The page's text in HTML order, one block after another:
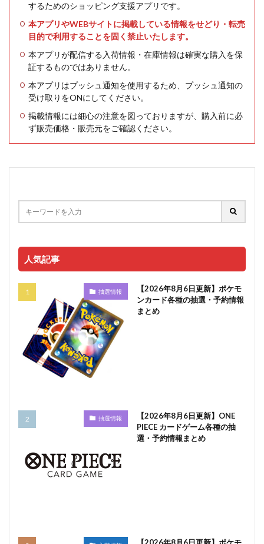
するためのショッピング支援アプリです。
本アプリやWEBサイトに掲載している情報をせどり・転売
目的で利用することを固く禁止いたします。
本アプリが配信する入荷情報・在庫情報は確実な購入を保
証するものではありません。
本アプリはプッシュ通知を使用するため、プッシュ通知の
受け取りをONにしてください。
掲載情報には細心の注意を図っておりますが、購入前に必
ず販売価格・販売元をご確認ください。
人気記事
抽選情報
【2026年8月6日更新】ポケモ
ンカード各種の抽選・予約情報
まとめ
抽選情報
【2026年8月6日更新】ONE
PIECE カードゲーム各種の抽
選・予約情報まとめ